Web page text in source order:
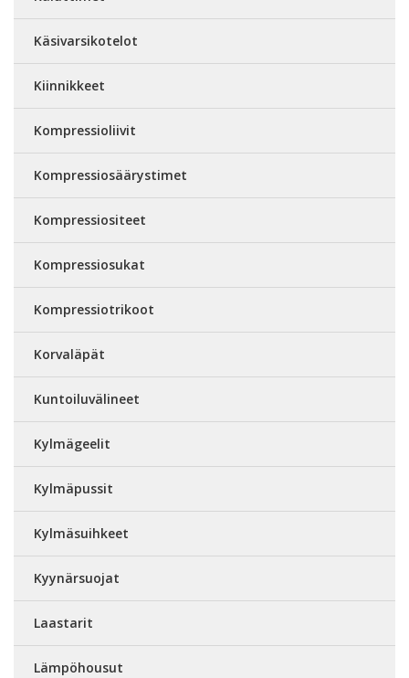
Käsivarsikotelot
Kiinnikkeet
Kompressioliivit
Kompressiosäärystimet
Kompressiositeet
Kompressiosukat
Kompressiotrikoot
Korvaläpät
Kuntoiluvälineet
Kylmägeelit
Kylmäpussit
Kylmäsuihkeet
Kyynärsuojat
Laastarit
Lämpöhousut